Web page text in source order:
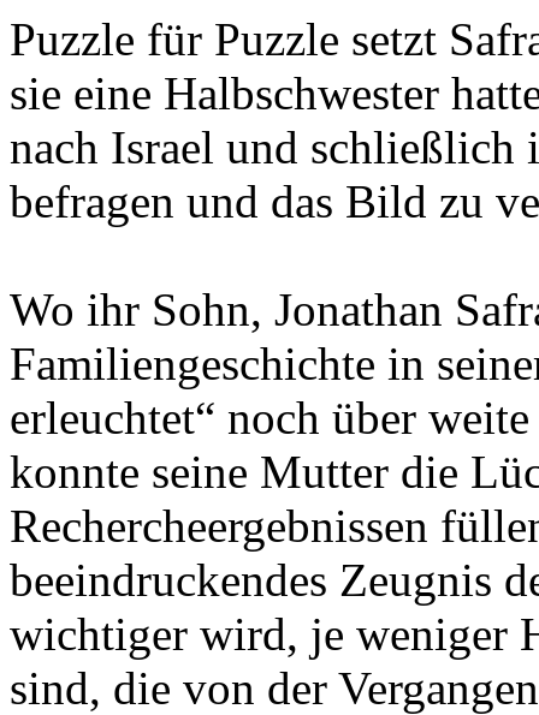
Puzzle für Puzzle setzt
sie eine Halbschwester
nach Israel und schließlich
befragen und das Bild zu
Wo ihr Sohn, Jonathan
Familiengeschichte in
erleuchtet“ noch über
konnte seine Mutter die
Rechercheergebnissen
beeindruckendes Zeugnis
wichtiger wird, je weniger
sind, die von der